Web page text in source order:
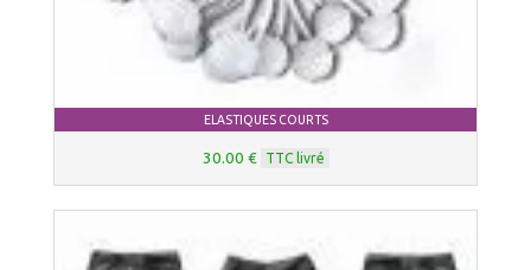
ELASTIQUES COURTS
30.00 € TTC livré